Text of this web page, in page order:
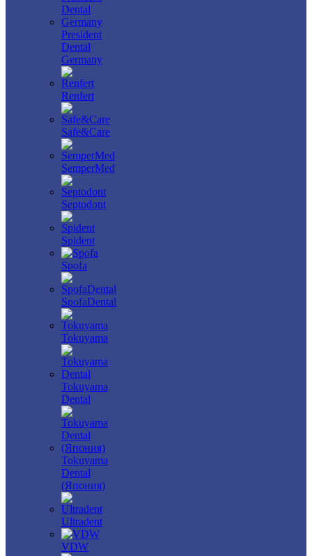
President
Dental
Germany
Renfert
Safe&Care
SemperMed
Septodont
Spident
Spofa
SpofaDental
Tokuyama
Tokuyama
Dental
Tokuyama
Dental
(Япония)
Ultradent
VDW